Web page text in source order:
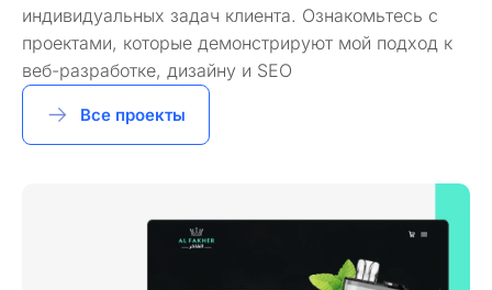
индивидуальных задач клиента. Ознакомьтесь с
проектами, которые демонстрируют мой подход к
веб-разработке, дизайну и SEO
Все проекты